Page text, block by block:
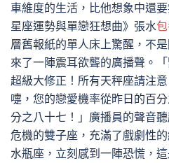
車維度的生活，比他想象中還
星座運勢與單戀狂想曲》張水
層舊報紙的單人床上驚醒，不
來了一陣震耳欲聾的廣播聲。
超級大修正！所有天秤座請注
嚏，您的戀愛機率從昨日的百
分之八十七！」廣播員的聲音
危機的雙子座，充滿了戲劇性
水瓶座，立刻感到一陣恐慌，